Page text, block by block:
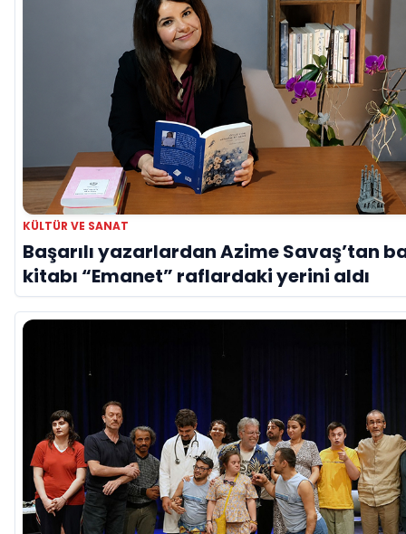
KÜLTÜR VE SANAT
Başarılı yazarlardan Azime Savaş’tan
kitabı “Emanet” raflardaki yerini aldı